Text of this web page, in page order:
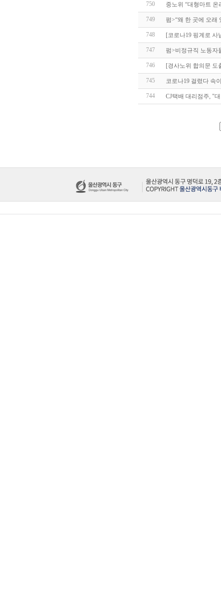
750 중노위 “대형마트
749 펌>“왜 한 곳에 오래
748 [코로나19 핑계로
747 펌>비정규직 노동자
746 [경사노위 합의문 도
745 코로나19 걸렸다 속
744 CJ택배 대리점주, "